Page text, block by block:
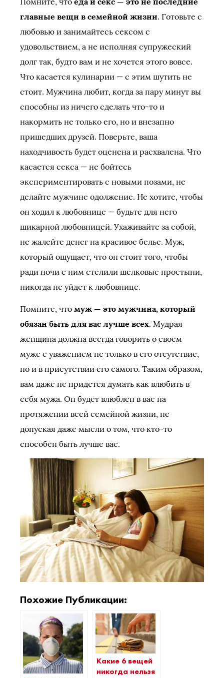
главные вещи в семейной жизни. Готовьте с
любовью и занимайтесь сексом с
удовольствием, а не исполняя супружеский
долг так, будто вам и не хочется этого вовсе.
Что касается кулинарии — с этим шутить не
стоит. Мужчина любит, когда за пару минут вы
способны из ничего сделать что-то и
накормить не только его, но и внезапно
пришедших друзей. Поверьте, ваша
находчивость будет оценена и расхвалена. Что
касается секса — не бойтесь
экспериментировать с новыми позами, не
делайте мужчине одолжение. Не хотите, чтобы
он ходил к любовнице — будьте для него
шикарной любовницей. Ухаживайте за собой,
не жалейте денег на красивое белье. Муж,
который ощущает, что он стоит того, чтобы
ради ночи с ним стелили шелковые простыни,
никогда не уйдет к любовнице.
Помните, что муж — это мужчина, который
обязан быть для вас лучше всех. Мудрая
женщина должна всегда говорить о своем
муже с уважением не только в его отсутствие,
но и в присутствии его самого. Таким образом,
вам даже не придется думать как влюбить в
себя мужа. Он будет влюблен в вас на
протяжении всей семейной жизни, не
допуская даже мысли о том, что кто-то
способен быть лучше вас.
Похожие Публикации:
Какие 6 вещей
никогда нельзя